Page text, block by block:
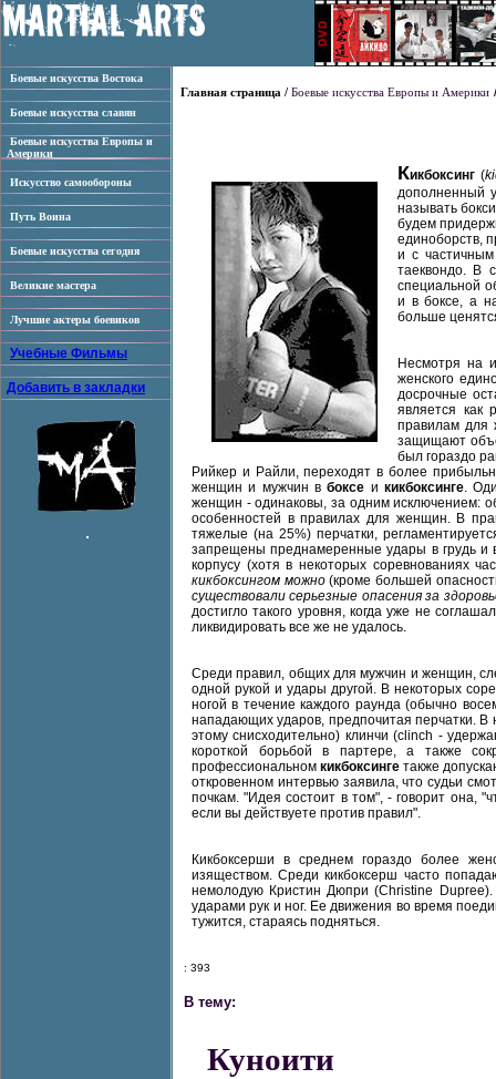
Боевые искусства Востока
Боевые искусства славян
Боевые искусства Европы и
Америки
Искусство самообороны
Путь Воина
Боевые искусства сегодня
Великие мастера
Лучшие актеры боевиков
Учебные Фильмы
Добавить в закладки
Главная страница / Боевые искусства Европы и Америки
Кикбоксинг (
дополненный
называть
будем
единоборств,
и с
таеквондо. В
специальной
и в боксе, а
больше
Несмотря на
женского
досрочные
является как
правилам для
защищают
был гораздо
Рийкер и Райли, переходят в более
женщин и мужчин вбоксе и кикбоксинге.
женщин - одинаковы, за одним исключением:
особенностей в правилах для женщин. В
тяжелые (на 25%) перчатки,
запрещены преднамеренные удары в грудь и
корпусу (хотя в некоторых соревнованиях
кикбоксингом можно(кроме большей
существовали серьезные опасения за
достигло такого уровня, когда уже не
ликвидировать все же не удалось.
Среди правил, общих для мужчин и женщин,
одной рукой и удары другой. В некоторых
ногой в течение каждого раунда (обычно
нападающих ударов, предпочитая перчатки. В
этому снисходительно) клинчи (clinch -
короткой борьбой в партере, а также
профессиональномкикбоксинге также
откровенном интервью заявила, что судьи
почкам. "Идея состоит в том", - говорит она,
если вы действуете против правил".
Кикбоксерши в среднем гораздо более
изяществом. Среди кикбоксерш часто
немолодую Кристин Дюпри (Christine
ударами рук и ног. Ее движения во время
тужится, стараясь подняться.
: 393
В тему:
Куноити